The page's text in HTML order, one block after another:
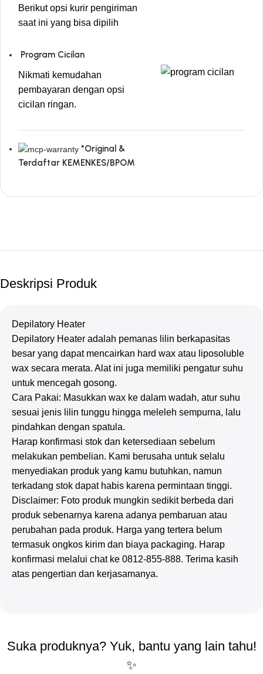
Berikut opsi kurir pengiriman
saat ini yang bisa dipilih
Program Cicilan
Nikmati kemudahan
pembayaran dengan opsi
cicilan ringan.
*Original &
Terdaftar KEMENKES/BPOM
Deskripsi Produk
Depilatory Heater
Depilatory Heater adalah pemanas lilin berkapasitas
besar yang dapat mencairkan hard wax atau liposoluble
wax secara merata. Alat ini juga memiliki pengatur suhu
untuk mencegah gosong.
Cara Pakai: Masukkan wax ke dalam wadah, atur suhu
sesuai jenis lilin tunggu hingga meleleh sempurna, lalu
pindahkan dengan spatula.
Harap konfirmasi stok dan ketersediaan sebelum
melakukan pembelian. Kami berusaha untuk selalu
menyediakan produk yang kamu butuhkan, namun
terkadang stok dapat habis karena permintaan tinggi.
Disclaimer: Foto produk mungkin sedikit berbeda dari
produk sebenarnya karena adanya pembaruan atau
perubahan pada produk. Harga yang tertera belum
termasuk ongkos kirim dan biaya packaging. Harap
konfirmasi melalui chat ke 0812-855-888. Terima kasih
atas pengertian dan kerjasamanya.
Suka produknya? Yuk, bantu yang lain tahu!
✨